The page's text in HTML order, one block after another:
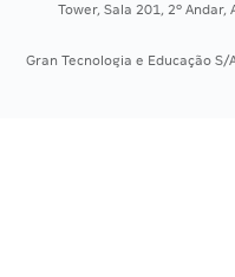
Residência Multiprofissional
Tower, Sala 201, 2º Andar,
Gran Tecnologia e Educação